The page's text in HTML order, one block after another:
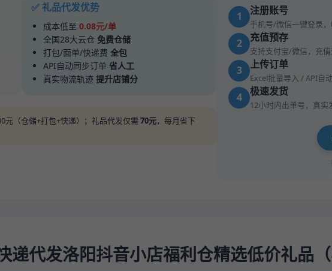
✅ 礼品代发优势
成本低至0.08元/单
全国28大云仓免费仓储
打包/面单/快递费全包
API自动同步订单省人工
真实物流轨迹提升店铺分
元（仓储+打包+快递）；礼品代发仅需 70元，每月省下
1 注册账号
手机号/微信一键登录
2 充值预存
支持支付宝/微信，充
3 上传订单
Excel批量导入 / API自
4 极速发货
12小时内出单号，真
递代发洛阳抖音小店福利仓精选低价礼品（